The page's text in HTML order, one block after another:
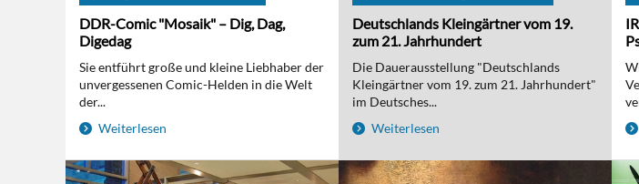
DDR-Comic "Mosaik" – Dig, Dag,
Digedag
Sie entführt große und kleine Liebhaber der
unvergessenen Comic-Helden in die Welt
der...
Weiterlesen
Deutschlands Kleingärtner vom 19.
zum 21. Jahrhundert
Die Dauerausstellung "Deutschlands
Kleingärtner vom 19. zum 21. Jahrhundert"
im Deutsches...
Weiterlesen